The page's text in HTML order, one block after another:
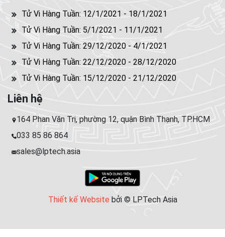
Tử Vi Hàng Tuần: 12/1/2021 - 18/1/2021
Tử Vi Hàng Tuần: 5/1/2021 - 11/1/2021
Tử Vi Hàng Tuần: 29/12/2020 - 4/1/2021
Tử Vi Hàng Tuần: 22/12/2020 - 28/12/2020
Tử Vi Hàng Tuần: 15/12/2020 - 21/12/2020
Liên hệ
164 Phan Văn Trị, phường 12, quận Bình Thạnh, TP.HCM
033 85 86 864
sales@lptech.asia
Thiết kế Website bởi © LPTech Asia